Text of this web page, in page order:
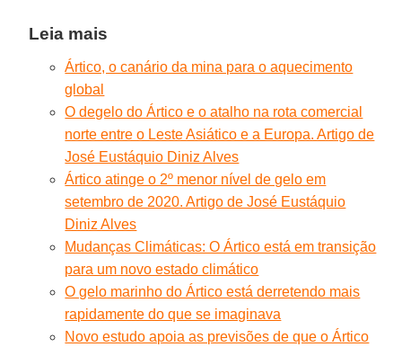
Leia mais
Ártico, o canário da mina para o aquecimento
global
O degelo do Ártico e o atalho na rota comercial
norte entre o Leste Asiático e a Europa. Artigo de
José Eustáquio Diniz Alves
Ártico atinge o 2º menor nível de gelo em
setembro de 2020. Artigo de José Eustáquio
Diniz Alves
Mudanças Climáticas: O Ártico está em transição
para um novo estado climático
O gelo marinho do Ártico está derretendo mais
rapidamente do que se imaginava
Novo estudo apoia as previsões de que o Ártico